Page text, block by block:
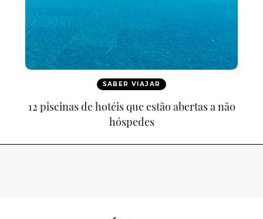
SABER VIAJAR
12 piscinas de hotéis que estão abertas a não
hóspedes